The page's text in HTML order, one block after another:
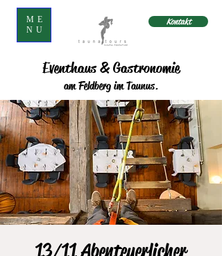
ME
NU
Kontakt
Eventhaus & Gastronomie
am Feldberg im Taunus.
13/11 Abenteuerlicher